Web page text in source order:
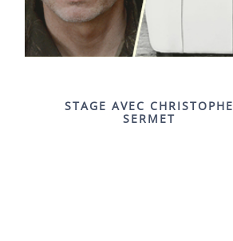
STAGE AVEC CHRISTOPHE
SERMET